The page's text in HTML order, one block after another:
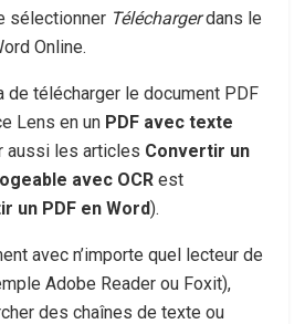
sélectionner Téléchargerdans le
Online.
de télécharger le document PDF
Lens en un PDF avec texte
aussi les articles Convertir un
avec OCR est
un PDF en Word).
avec n’importe quel lecteur de
Adobe Reader ou Foxit),
des chaînes de texte ou